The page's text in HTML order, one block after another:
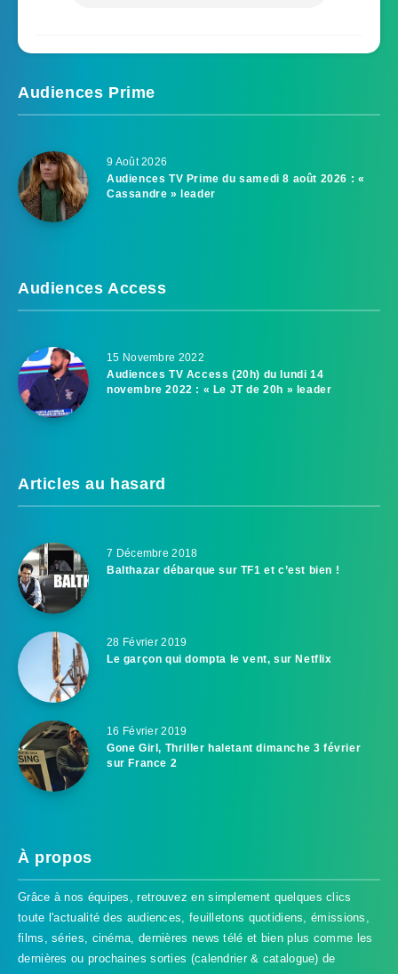
Audiences Prime
9 Août 2026
Audiences TV Prime du samedi 8 août 2026 : «
Cassandre » leader
Audiences Access
15 Novembre 2022
Audiences TV Access (20h) du lundi 14
novembre 2022 : « Le JT de 20h » leader
Articles au hasard
7 Décembre 2018
Balthazar débarque sur TF1 et c’est bien !
28 Février 2019
Le garçon qui dompta le vent, sur Netflix
16 Février 2019
Gone Girl, Thriller haletant dimanche 3 février
sur France 2
À propos
Grâce à nos équipes, retrouvez en simplement quelques clics
toute l'actualité des audiences, feuilletons quotidiens, émissions,
films, séries, cinéma, dernières news télé et bien plus comme les
dernières ou prochaines sorties (calendrier & catalogue) de